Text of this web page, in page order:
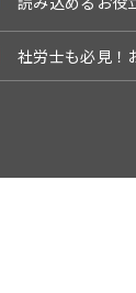
社労士も必見！